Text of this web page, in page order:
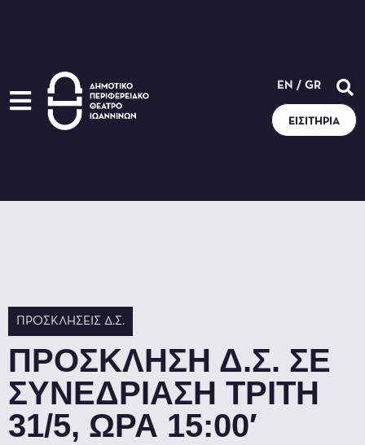
EN / GR
ΕΙΣΙΤΉΡΙΑ
ΠΡΟΣΚΛΉΣΕΙΣ Δ.Σ.
ΠΡΟΣΚΛΗΣΗ Δ.Σ. ΣΕ
ΣΥΝΕΔΡΙΑΣΗ ΤΡΙΤΗ
31/5, ΩΡΑ 15:00′